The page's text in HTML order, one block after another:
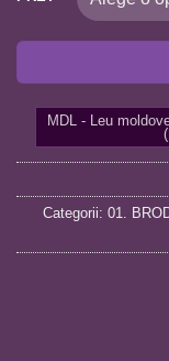
MDL - Leu
Categorii: 01.